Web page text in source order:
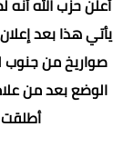
يأتي هذا بعد
صواريخ من جنوب
الوضع بعد من